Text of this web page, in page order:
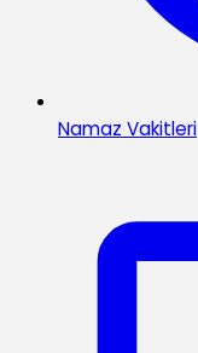
Namaz Vakitleri